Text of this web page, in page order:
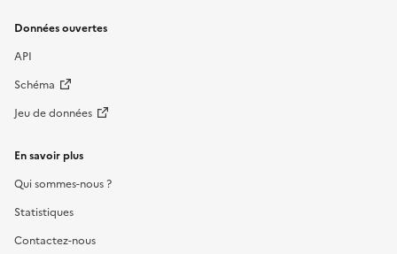
Données ouvertes
API
Schéma
Jeu de données
En savoir plus
Qui sommes-nous ?
Statistiques
Contactez-nous